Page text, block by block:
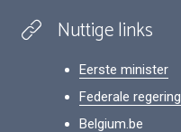
Nuttige links
Eerste minister
Federale regering
Belgium.be